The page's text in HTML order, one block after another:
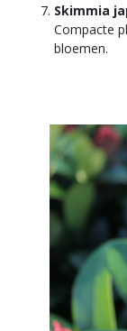
Skimmia
Compacte
bloemen.